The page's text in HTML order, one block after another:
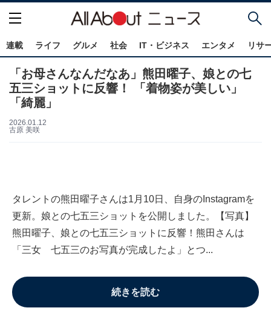
連載 ライフ グルメ 社会 IT・ビジネス エンタメ リサ
「お母さんなんだなあ」熊田曜子、娘との七
五三ショットに反響！ 「着物姿が美しい」
「綺麗」
2026.01.12
古原 美咲
タレントの熊田曜子さんは1月10日、自身のInstagramを
更新。娘との七五三ショットを公開しました。【写真】
熊田曜子、娘との七五三ショットに反響！熊田さんは
「三女 七五三のお写真が完成したよ」とつ...
続きを読む